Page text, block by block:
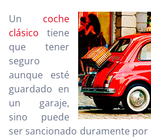
Un coche
clásico tiene
que tener
seguro
aunque esté
guardado en
un garaje,
sino puede
ser sancionado duramente por